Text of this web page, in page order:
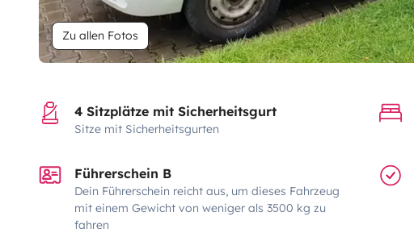
Zu allen Fotos
4 Sitzplätze mit Sicherheitsgurt
Sitze mit Sicherheitsgurten
Führerschein B
Dein Führerschein reicht aus, um dieses Fahrzeug
mit einem Gewicht von weniger als 3500 kg zu
fahren